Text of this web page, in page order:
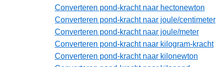
Converteren pond-kracht naar hectonewton
Converteren pond-kracht naar joule/centimeter
Converteren pond-kracht naar joule/meter
Converteren pond-kracht naar kilogram-kracht
Converteren pond-kracht naar kilonewton